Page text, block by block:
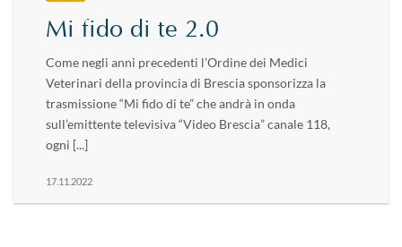
Mi fido di te 2.0
Come negli anni precedenti l’Ordine dei Medici
Veterinari della provincia di Brescia sponsorizza la
trasmissione “Mi fido di te” che andrà in onda
sull’emittente televisiva “Video Brescia” canale 118,
ogni [...]
17.11.2022